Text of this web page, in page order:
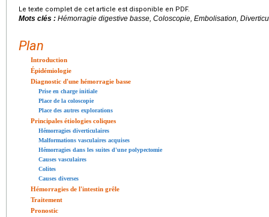
Le texte complet de cet article est disponible en PDF.
Mots clés : Hémorragie digestive basse, Coloscopie, Embolisation,
Plan
Introduction
Épidémiologie
Diagnostic d'une hémorragie basse
Prise en charge initiale
Place de la coloscopie
Place des autres explorations
Principales étiologies coliques
Hémorragies diverticulaires
Malformations vasculaires acquises
Hémorragies dans les suites d'une polypectomie
Causes vasculaires
Colites
Causes diverses
Hémorragies de l'intestin grêle
Traitement
Pronostic